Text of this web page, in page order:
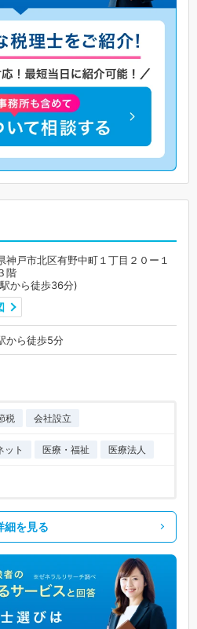
神戸市北区有野中町１丁目２０ー１
階
から徒歩36分)
から徒歩5分
税 会社設立
ット 医療・福祉 医療法人
細を見る